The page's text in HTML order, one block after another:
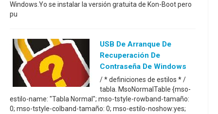
Windows.Yo se instalar la versión gratuita de Kon-Boot pero
pu
USB De Arranque De
Recuperación De
Contraseña De Windows
/ * definiciones de estilos * /
tabla. MsoNormalTable {mso-
estilo-name: "Tabla Normal"; mso-tstyle-rowband-tamaño:
0; mso-tstyle-colband-tamaño: 0; mso-estilo-noshow:yes;